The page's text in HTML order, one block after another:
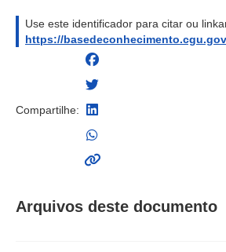
Use este identificador para citar ou
https://
Compartilhe:
Arquivos deste documento